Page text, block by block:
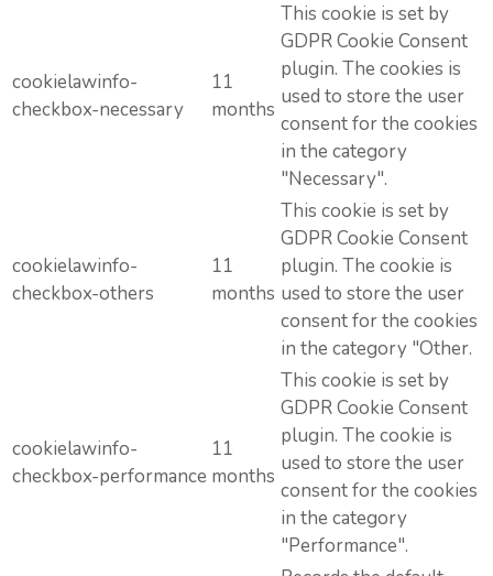
cookielawinfo-
checkbox-necessary
11
months
This cookie is set by
GDPR Cookie Consent
plugin. The cookies is
used to store the user
consent for the cookies
in the category
"Necessary".
cookielawinfo-
checkbox-others
11
months
This cookie is set by
GDPR Cookie Consent
plugin. The cookie is
used to store the user
consent for the cookies
in the category "Other.
cookielawinfo-
checkbox-performance
11
months
This cookie is set by
GDPR Cookie Consent
plugin. The cookie is
used to store the user
consent for the cookies
in the category
"Performance".